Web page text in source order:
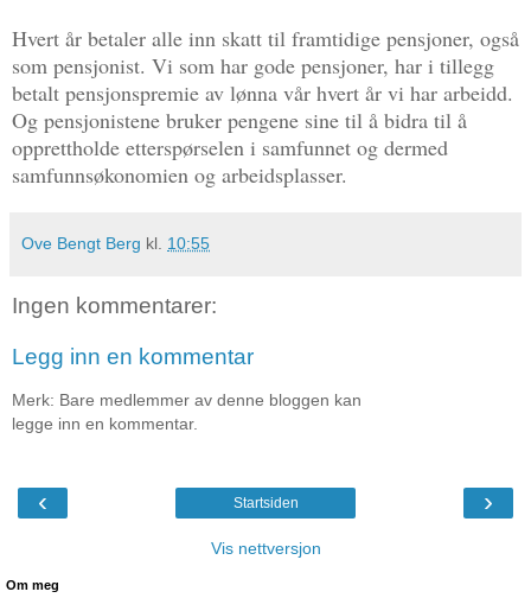
Hvert år betaler alle inn skatt til framtidige pensjoner, også
som pensjonist. Vi som har gode pensjoner, har i tillegg
betalt pensjonspremie av lønna vår hvert år vi har arbeidd.
Og pensjonistene bruker pengene sine til å bidra til å
opprettholde etterspørselen i samfunnet og dermed
samfunnsøkonomien og arbeidsplasser.
Ove Bengt Berg kl. 10:55
Ingen kommentarer:
Legg inn en kommentar
Merk: Bare medlemmer av denne bloggen kan
legge inn en kommentar.
‹ ›
Startsiden
Vis nettversjon
Om meg